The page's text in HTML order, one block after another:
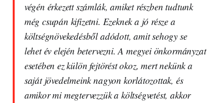
végén érkezett számlák, amiket részben tudtunk
még csupán kifizetni. Ezeknek a jó része a
költségnövekedésből adódott, amit sehogy se
lehet év elején betervezni. A megyei önkormányzat
esetében ez külön fejtörést okoz, mert nekünk a
saját jövedelmeink nagyon korlátozottak, és
amikor mi megtervezzük a költségvetést, akkor